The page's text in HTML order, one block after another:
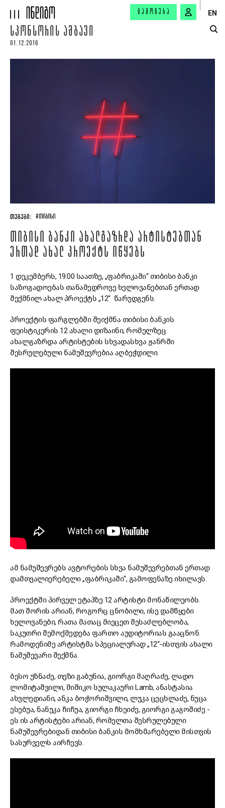
ᲒᲐᲛᲝᲬᲔᲠᲐ EN
ᲡᲞᲝᲜᲡᲝᲠᲘᲡ ᲐᲛᲑᲐᲕᲘ
01.12.2016
ᲗᲔᲒᲔᲑᲘ: #ᲗᲘᲑᲘᲡᲘ
ᲗᲘᲑᲘᲡᲘ ᲑᲐᲜᲙᲘ ᲐᲮᲐᲚᲒᲐᲖᲠᲓᲐ ᲐᲠᲢᲘᲡᲢᲔᲑᲗᲐᲜ
ᲔᲠᲗᲐᲓ ᲐᲮᲐᲚ ᲞᲠᲝᲔᲥᲢᲡ ᲘᲬᲧᲔᲑᲡ
1 დეკემბერს, 19:00 საათზე, „ფაბრიკაში“ თიბისი ბანკი
საზოგადოებას თანამედროვე ხელოვანებთან ერთად
შექმნილ ახალ პროექტს „12“ წარუდგენს.
პროექტის ფარგლებში შეიქმნა თიბისი ბანკის
ფეისტიკერის 12 ახალი დიზაინი, რომელზეც
ახალგაზრდა არტისტების სხვადასხვა ჟანრში
შესრულებული ნამუშევრებია აღბეჭდილი.
ამ ნამუშევრებს ავტორების სხვა ნამუშევრებთან ერთად
დამთვალიერებელი „ფაბრიკაში“, გამოფენაზე იხილავს.
პროექტში პირველ ეტაპზე 12 არტისტი მონაწილეობს.
მათ შორის არიან, როგორც ცნობილი, ისე დამწყები
ხელოვანები, რათა მათაც მიეცეთ შესაძლებლობა,
საკუთრი შემოქმედება ფართო აუდიტორიას გააცნონ.
რამოდენიმე არტისტმა სპეციალურად „12“-ისთვის ახალი
ნამუშევარი შექმნა.
ბესო უზნაძე, თეზი გაბუნია, გიორგი მაღრაძე, ლადო
ლომიტაშვილი, მიშიკო სულაკაური Lamb, ანასტასია
ახვლედიანი, ანკა ბოჭორიშვილი, ლუკა ცეცხლაძე, ნუცა
ესებუა, ნანუკა ჩიჩუა, გიორგი ჩხეიძე, გიორგი გაგოშიძე -
ეს ის არტისტები არიან, რომელთა შესრულებული
ნამუშევრებიდან თიბისი ბანკის მომხმარებელი მისთვის
სასურველს აირჩევს.